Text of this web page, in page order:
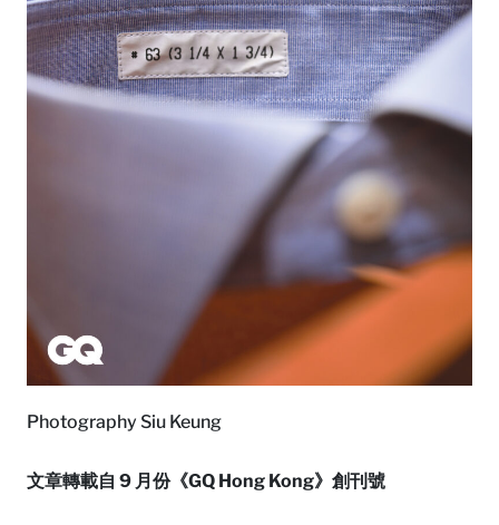
Photography Siu Keung
文章轉載自 9 月份《GQ Hong Kong》創刊號